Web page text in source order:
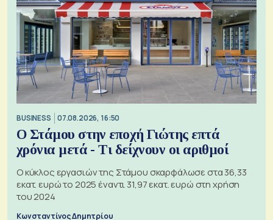
BUSINESS 07.08.2026, 16:50
Ο Στάμου στην εποχή Γιώτης επτά
χρόνια μετά - Τι δείχνουν οι αριθμοί
Ο κύκλος εργασιών της Στάμου σκαρφάλωσε στα 36,33
εκατ. ευρώ το 2025 έναντι 31,97 εκατ. ευρώ στη χρήση
του 2024
Κωνσταντίνος Δημητρίου